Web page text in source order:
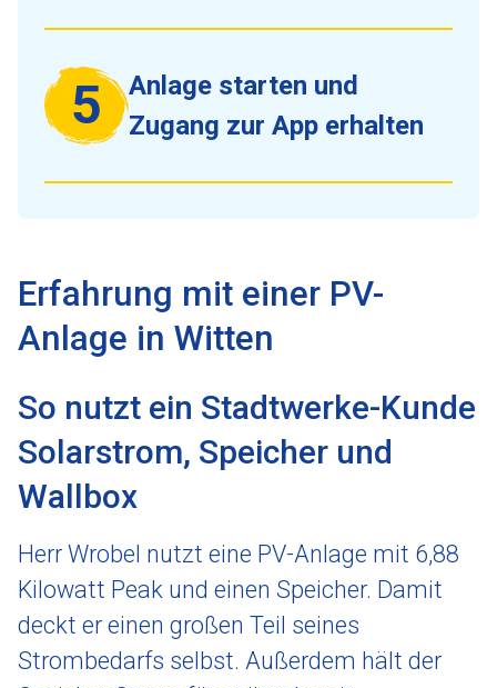
5
Anlage starten und
Zugang zur App erhalten
Erfahrung mit einer PV-
Anlage in Witten
So nutzt ein Stadtwerke-Kunde
Solarstrom, Speicher und
Wallbox
Herr Wrobel nutzt eine PV-Anlage mit 6,88
Kilowatt Peak und einen Speicher. Damit
deckt er einen großen Teil seines
Strombedarfs selbst. Außerdem hält der